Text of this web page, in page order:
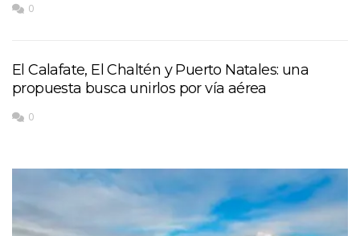
0
El Calafate, El Chaltén y Puerto Natales: una
propuesta busca unirlos por vía aérea
0